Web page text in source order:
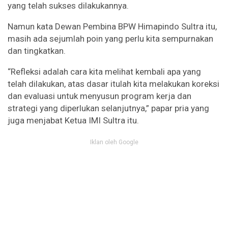
yang telah sukses dilakukannya.
Namun kata Dewan Pembina BPW Himapindo Sultra itu,
masih ada sejumlah poin yang perlu kita sempurnakan
dan tingkatkan.
“Refleksi adalah cara kita melihat kembali apa yang
telah dilakukan, atas dasar itulah kita melakukan koreksi
dan evaluasi untuk menyusun program kerja dan
strategi yang diperlukan selanjutnya,” papar pria yang
juga menjabat Ketua IMI Sultra itu.
Iklan oleh Google